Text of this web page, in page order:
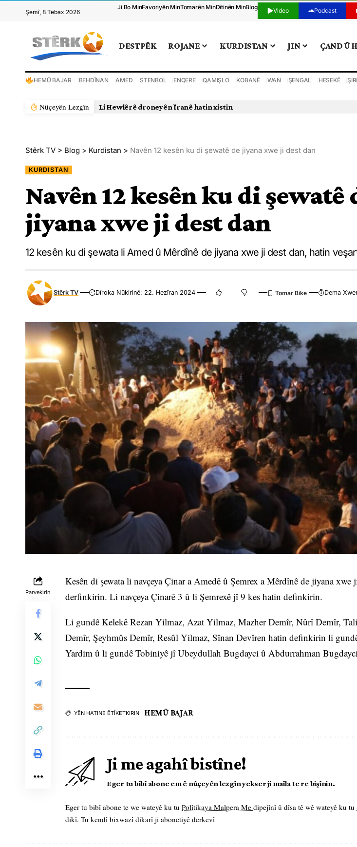
Şemî, 8 Tebax 2026
Ji Bo MinFavoriyên MinTomarên MinDîtinên MinBlog Video Podcast
DESTPÊK ROJANE KURDISTAN JIN ÇAND Û
HEMÛ BAJAR BEHDÎNAN AMED STENBOL ENQERE QAMIŞLO KOBANÊ WAN ŞENGAL HESEKÊ
Nûçeyên Lezgîn Li Hewlêrê droneyên Îranê hatin xistin
Stêrk TV > Blog > Kurdistan > Navên 12 kesên ku di şewatê de jiyana xwe ji dest dan
KURDISTAN
Navên 12 kesên ku di şewatê
jiyana xwe ji dest dan
12 kesên ku di şewata li Amed û Mêrdînê de jiyana xwe ji dest dan, hatin
Stêrk TV Dîroka Nûkirinê: 22. Hezîran 2024 Dema
Parvekirin
Kesên di şewata li navçeya Çinar a Amedê û Şemrex a Mêrdînê de jiyana xwe
derfinkirin. Li navçeya Çinarê 3 û li Şemrexê jî 9 kes hatin definkirin.
Li gundê Kelekê Rezan Yilmaz, Azat Yilmaz, Mazher Demîr, Nûrî Demîr,
Demîr, Şeyhmûs Demîr, Resûl Yilmaz, Sînan Devîren hatin definkirin li
Yardim û li gundê Tobiniyê jî Ubeydullah Bugdayci û Abdurrahman
YÊN HATINE ÊTÎKETKIRIN HEMÛ BAJAR
Ji me agahî bistîne!
Eger tu bibî abone em ê nûçeyên lezgîn yekser ji maîla te re bişînin.
Eger tu bibî abone te we wateyê ku tu Polîtikaya Malpera Me dipejînî û dîsa tê wê wateyê ku tu
dikî. Tu kendî bixwazî dikarî ji abonetiyê derkevî